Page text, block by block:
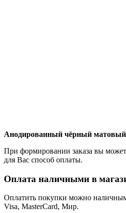
Анодированный чёрный матовый
При формировании заказа вы
для Вас способ оплаты.
Оплата наличными в
Оплатить покупки можно
Visa, MasterCard, Мир.